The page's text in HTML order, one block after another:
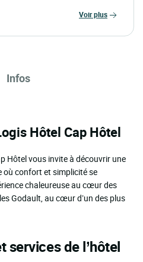
voir plus
Infos
Hôtel Cap Hôtel
Hôtel vous invite à découvrir une
où confort et simplicité se
chaleureuse au cœur des
Godault, au cœur d’un des plus
services de l’hôtel